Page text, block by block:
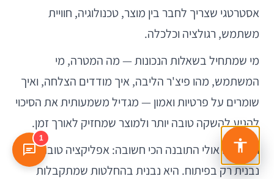
אסטרטגי שצריך לחבר בין מוצר, טכנולוגיה, חוויית
משתמש, רגולציה וכלכלה.
מי שמתחיל בשאלות הנכונות — מה המטרה, מי
המשתמש, מהו פיצ'ר הליבה, איך מודדים הצלחה, ואיך
שומרים על פרטיות ואמון — מגדיל משמעותית את הסיכוי
להגיע להשקה טובה יותר ולמוצר שמחזיק לאורך זמן.
ובסוף, זו אולי התובנה הכי חשובה: אפליקציה טובה לא
נבנית רק בפיתוח. היא נבנית בהחלטות שמתקבלות
1